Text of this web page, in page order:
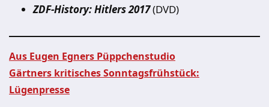
ZDF-History: Hitlers 2017(DVD)
Beitragsnavigation
Aus Eugen Egners Püppchenstudio
Gärtners kritisches Sonntagsfrühstück:
Lügenpresse